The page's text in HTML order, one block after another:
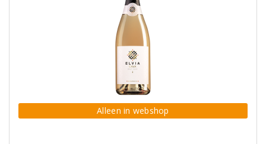
Alleen in webshop